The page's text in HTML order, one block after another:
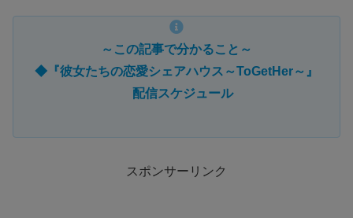
～この記事で分かること～
◆『彼女たちの恋愛シェアハウス～ToGetHer～』
配信スケジュール
スポンサーリンク